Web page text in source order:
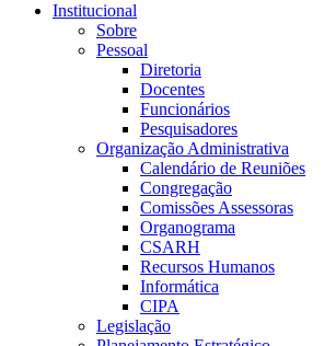
Institucional
Sobre
Pessoal
Diretoria
Docentes
Funcionários
Pesquisadores
Organização Administrativa
Calendário de Reuniões
Congregação
Comissões Assessoras
Organograma
CSARH
Recursos Humanos
Informática
CIPA
Legislação